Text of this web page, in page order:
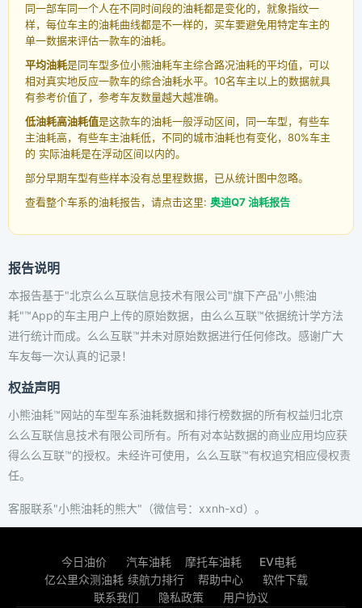
同一部车同一个人在不同时间段的油耗都是变化的，就象指纹一
样，每位车主的油耗曲线都是不一样的，买车要避免用特定车主的
单一数据来评估一款车的油耗。
平均油耗是同车型多位小熊油耗车主综合路况油耗的平均值，可以
相对真实地反应一款车的综合油耗水平。10名车主以上的数据就具
有参考价值了，参考车友数量越大越准确。
低油耗高油耗值是这款车的油耗一般浮动区间，同一车型，有些车
主油耗高，有些车主油耗低，不同的城市油耗也有变化，80%车主
的 实际油耗是在浮动区间以内的。
部分早期车型有些样本没有总里程数据，已从统计图中忽略。
查看整个车系的油耗报告，请点击这里: 奥迪Q7 油耗报告
报告说明
本报告基于"北京么么互联信息技术有限公司"旗下产品"小熊油
耗"™App的车主用户上传的原始数据，由么么互联™依据统计学方法
进行统计而成。么么互联™并未对原始数据进行任何修改。感谢广大
车友每一次认真的记录！
权益声明
小熊油耗™网站的车型车系油耗数据和排行榜数据的所有权益归北京
么么互联信息技术有限公司所有。所有对本站数据的商业应用均应获
得么么互联™的授权。未经许可使用，么么互联™有权追究相应侵权责
任。
客服联系"小熊油耗的熊大"（微信号：xxnh-xd）。
今日油价 汽车油耗 摩托车油耗
EV电耗
亿公里众测油耗 续航力排行 帮助中心
软件下载
联系我们
隐私政策 用户协议